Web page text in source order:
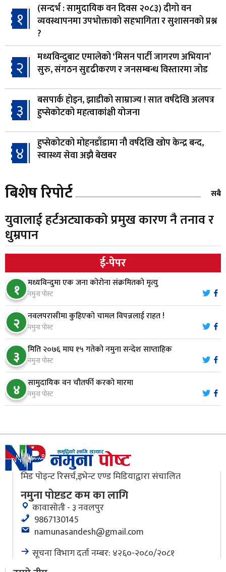
१
(सन्दर्भ : सामुदायिक वन दिवस २०८३) दीगो वन
व्यवस्थापनमा उपभोक्ताको सहभागिता र सुशासनको प्रश्न
?
२
मध्यविन्दुबाट एमालेको ‘मिसन पार्टी जागरण अभियान’
सुरु, संगठन सुदृढीकरण र जनसम्बन्ध विस्तारमा जोड
३
बसपार्क होइन, झाडीको साम्राज्य ! सात वर्षदेखि अलपत्र
हुप्सेकोटको महत्वाकांक्षी योजना
४
हुप्सेकोटको मोहनडाँडामा नौ वर्षदेखि खोप केन्द्र बन्द,
स्वास्थ्य सेवा अझै बेखबर
५ हाम्रो चेतना, नेतृत्व, सभ्यता र भविष्य
६
गैँडाको आतंकः बगुवनमा किसानको धानबाली नष्ट,
७
स्थापनाको एक दशकपछि विनयी त्रिवेणीको आफ्नै
प्रशासकीय भवनको शिलान्यास
८
भरतपुर अस्पतालद्वारा आइसियुमा प्रतिक्षारत बिरामीको
नाम ‘डिस्प्ले बोर्ड’मा
९ नारायणघाट–बुटवल सडकमा ‘क्यानोपी ब्रिज’ निर्माण
१०
मौलाकालिकाको १८८२ खुड्किला : आस्था र आरोग्यको‘
बिशेष रिपोर्ट सबै
युवालाई हर्टअट्याकको प्रमुख कारण नै तनाव र
धुम्रपान
ई-पेपर
१ मध्यविन्दुमा एक जना कोरोना संक्रमितको मृत्यु
नमुना पोस्ट
२ नवलपरासीमा कुहिएको चामल विपन्नलाई राहत !
नमुना पोस्ट
३ मिति २०७६ माघ १५ गतेको नमुना सन्देश साप्ताहिक
नमुना पोस्ट
४ सामुदायिक वन चौतर्फी करको मारमा
नमुना पोस्ट
मिड पोइन्ट रिसर्च,इभेन्ट एण्ड मिडियाद्वारा संचालित
नमुना पोष्टडट कम का लागि
कावासोती - ३ नवलपुर
9867130145
namunasandesh@gmail.com
सूचना विभाग दर्ता नम्बर: ४२६०-२०८०/२०८१